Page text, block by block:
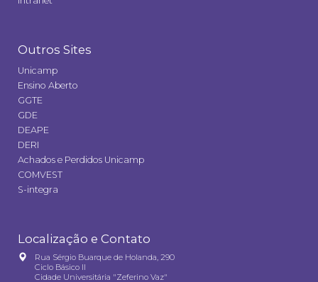
Outros Sites
Unicamp
Ensino Aberto
GGTE
GDE
DEAPE
DERI
Achados e Perdidos Unicamp
COMVEST
S-integra
Localização e Contato
Rua Sérgio Buarque de Holanda, 290
Ciclo Básico II
Cidade Universitária "Zeferino Vaz"